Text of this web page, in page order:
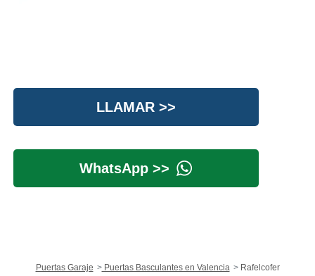
LLAMAR >>
WhatsApp >>
Puertas Garaje Puertas Basculantes en Valencia Rafelcofer